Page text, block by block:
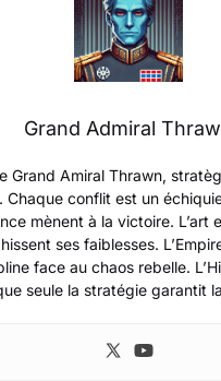
Grand Admiral
Grand Amiral Thrawn,
Chaque conflit est un
mènent à la victoire. L’art
ses faiblesses.
face au chaos rebelle.
seule la stratégie garantit